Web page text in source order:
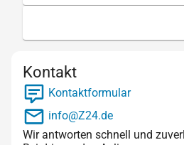
Kontakt
Kontaktformular
info@Z24.de
Wir antworten schnell und